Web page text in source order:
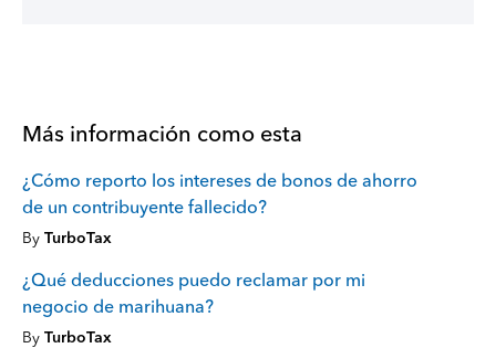
Más información como esta
¿Cómo reporto los intereses de bonos de ahorro
de un contribuyente fallecido?
By TurboTax
¿Qué deducciones puedo reclamar por mi
negocio de marihuana?
By TurboTax